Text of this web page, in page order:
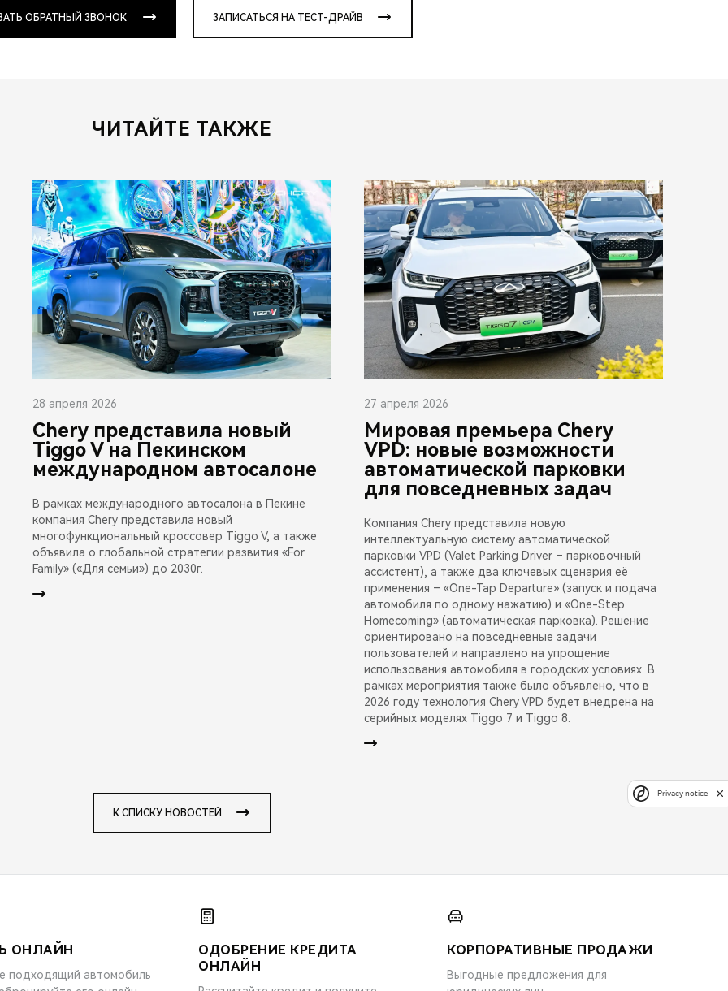
ОБРАТНЫЙ ЗВОНОК ЗАПИСАТЬСЯ НА ТЕСТ-ДРАЙВ
ЧИТАЙТЕ ТАКЖЕ
28 апреля 2026
Chery представила новый
Tiggo V на Пекинском
международном автосалоне
В рамках международного автосалона в Пекине
компания Chery представила новый
многофункциональный кроссовер Tiggo V, а также
объявила о глобальной стратегии развития «For
Family» («Для семьи») до 2030г.
27 апреля 2026
Мировая премьера Chery
VPD: новые возможности
автоматической парковки
для повседневных задач
Компания Chery представила новую
интеллектуальную систему автоматической
парковки VPD (Valet Parking Driver – парковочный
ассистент), а также два ключевых сценария её
применения – «One-Tap Departure» (запуск и подача
автомобиля по одному нажатию) и «One-Step
Homecoming» (автоматическая парковка). Решение
ориентировано на повседневные задачи
пользователей и направлено на упрощение
использования автомобиля в городских условиях. В
рамках мероприятия также было объявлено, что в
2026 году технология Chery VPD будет внедрена на
серийных моделях Tiggo 7 и Tiggo 8.
К СПИСКУ НОВОСТЕЙ
ОНЛАЙН
подходящий автомобиль
ОДОБРЕНИЕ КРЕДИТА
ОНЛАЙН
КОРПОРАТИВНЫЕ ПРОДАЖИ
Выгодные предложения для
Privacy notice